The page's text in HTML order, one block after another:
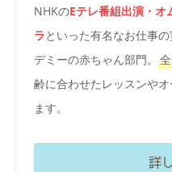
NHKのEテレ番組出演・オ
ラ といった有名なお仕事
デミーの赤ちゃん部門。
齢に合わせたレッスンや
ます。
詳